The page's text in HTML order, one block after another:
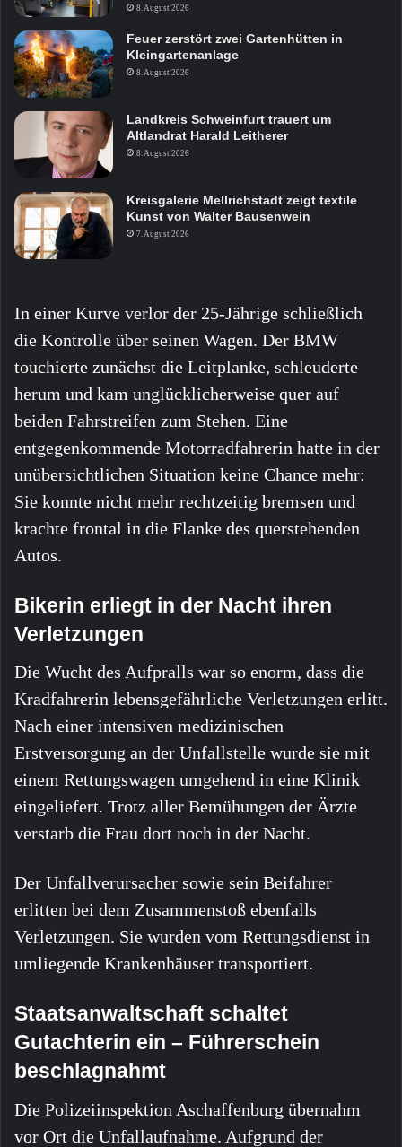
8. August 2026
Feuer zerstört zwei Gartenhütten in
Kleingartenanlage
8. August 2026
Landkreis Schweinfurt trauert um
Altlandrat Harald Leitherer
8. August 2026
Kreisgalerie Mellrichstadt zeigt textile
Kunst von Walter Bausenwein
7. August 2026
In einer Kurve verlor der 25-Jährige schließlich
die Kontrolle über seinen Wagen. Der BMW
touchierte zunächst die Leitplanke, schleuderte
herum und kam unglücklicherweise quer auf
beiden Fahrstreifen zum Stehen. Eine
entgegenkommende Motorradfahrerin hatte in der
unübersichtlichen Situation keine Chance mehr:
Sie konnte nicht mehr rechtzeitig bremsen und
krachte frontal in die Flanke des querstehenden
Autos.
Bikerin erliegt in der Nacht ihren
Verletzungen
Die Wucht des Aufpralls war so enorm, dass die
Kradfahrerin lebensgefährliche Verletzungen erlitt.
Nach einer intensiven medizinischen
Erstversorgung an der Unfallstelle wurde sie mit
einem Rettungswagen umgehend in eine Klinik
eingeliefert. Trotz aller Bemühungen der Ärzte
verstarb die Frau dort noch in der Nacht.
Der Unfallverursacher sowie sein Beifahrer
erlitten bei dem Zusammenstoß ebenfalls
Verletzungen. Sie wurden vom Rettungsdienst in
umliegende Krankenhäuser transportiert.
Staatsanwaltschaft schaltet
Gutachterin ein – Führerschein
beschlagnahmt
Die Polizeiinspektion Aschaffenburg übernahm
vor Ort die Unfallaufnahme. Aufgrund der